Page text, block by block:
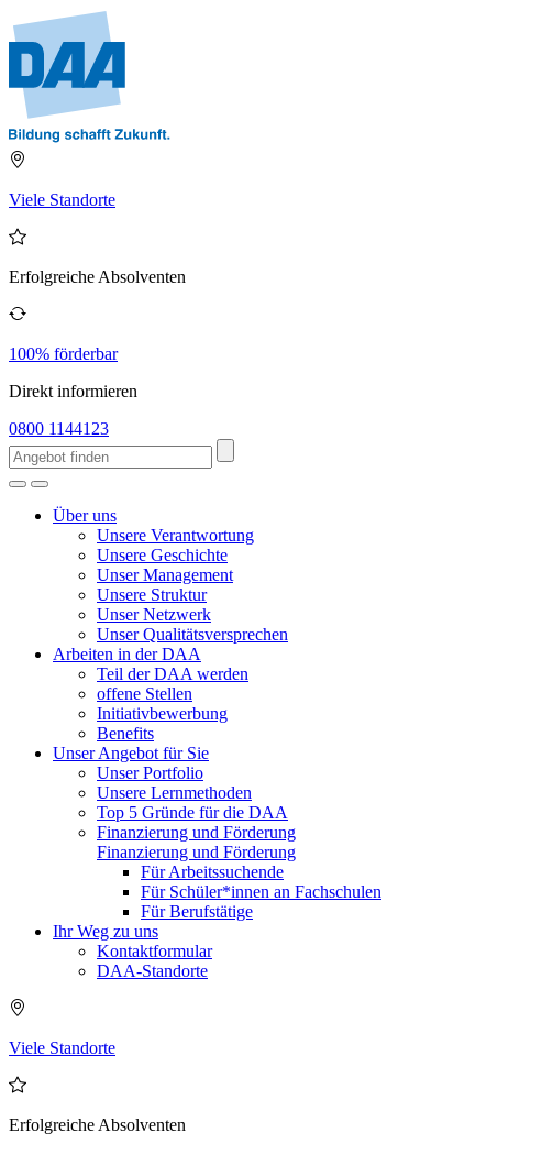
Viele Standorte
Erfolgreiche Absolventen
100% förderbar
Direkt informieren
0800 1144123
Über uns
Unsere Verantwortung
Unsere Geschichte
Unser Management
Unsere Struktur
Unser Netzwerk
Unser Qualitätsversprechen
Arbeiten in der DAA
Teil der DAA werden
offene Stellen
Initiativbewerbung
Benefits
Unser Angebot für Sie
Unser Portfolio
Unsere Lernmethoden
Top 5 Gründe für die DAA
Finanzierung und Förderung
Finanzierung und Förderung
Für Arbeitssuchende
Für Schüler*innen an Fachschulen
Für Berufstätige
Ihr Weg zu uns
Kontaktformular
DAA-Standorte
Viele Standorte
Erfolgreiche Absolventen